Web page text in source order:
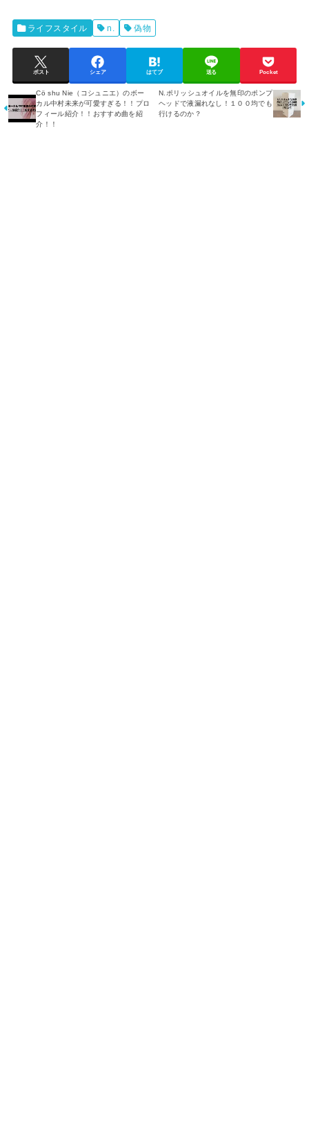
ライフスタイル n. 偽物
ポスト シェア はてブ 送る Pocket
Cö shu Nie（コシュニエ）のボー
カル中村未来が可愛すぎる！！プロ
フィール紹介！！おすすめ曲を紹
介！！
N.ポリッシュオイルを無印のポンプ
ヘッドで液漏れなし！１００均でも
行けるのか？